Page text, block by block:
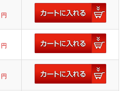
円
円
円